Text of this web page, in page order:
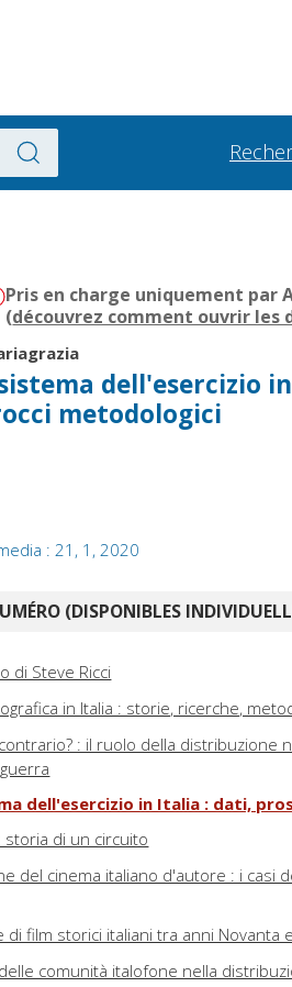
Pris en charge uniquement par
(découvrez comment ouvrir les
dell'esercizio
metodologici
: 21, 1, 2020
(DISPONIBLES
di Steve Ricci
in Italia : storie, ricerche,
: il ruolo della distribuzione
dell'esercizio in Italia : dati,
storia di un circuito
del cinema italiano d'autore : i casi
di film storici italiani tra anni Novanta
comunità italofone nella